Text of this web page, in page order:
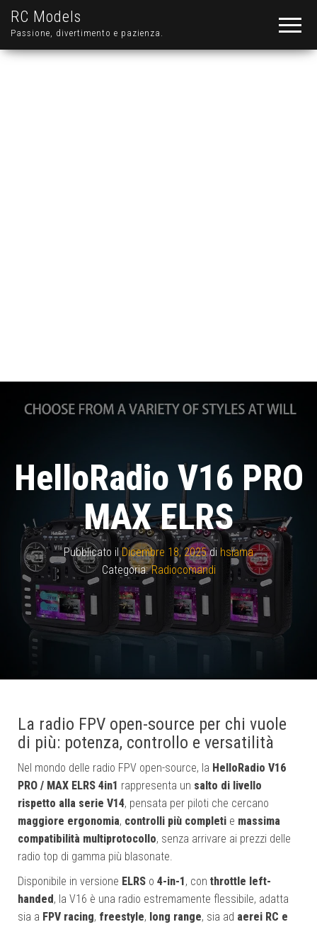
RC Models
Passione, divertimento e pazienza.
HelloRadio V16 PRO
MAX ELRS
Pubblicato ilDicembre 18, 2025di hsiama
Categoria: Radiocomandi
La radio FPV open-source per chi vuole
di più: potenza, controllo e versatilità
Nel mondo delle radio FPV open-source, la HelloRadio V16
PRO / MAX ELRS 4in1 rappresenta un salto di livello
rispetto alla serie V14, pensata per piloti che cercano
maggiore ergonomia, controlli più completi e massima
compatibilità multiprotocollo, senza arrivare ai prezzi delle
radio top di gamma più blasonate.
Disponibile in versione ELRS o 4-in-1, con throttle left-
handed, la V16 è una radio estremamente flessibile, adatta
sia a FPV racing, freestyle, long range, sia ad aerei RC e